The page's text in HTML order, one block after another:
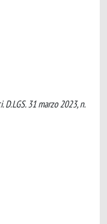
31 marzo 2023, n.